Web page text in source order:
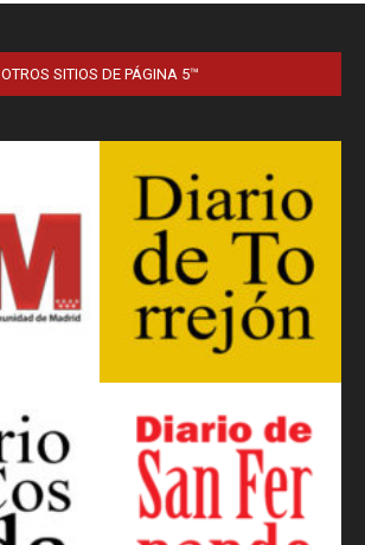
OTROS SITIOS DE PÁGINA 5™